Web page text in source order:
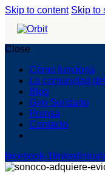
Skip to content Skip to
Close
Cómo funciona
La comunidad
Blog
Giro Solidario
Prensa
Contacto
facebook-1 linkedin